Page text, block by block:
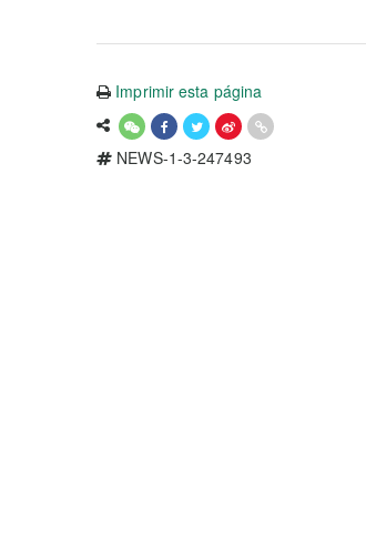
Imprimir esta página
NEWS-1-3-247493